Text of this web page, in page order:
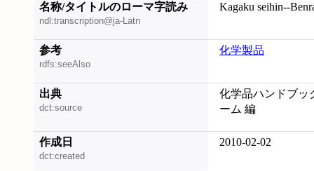
名称/タイトルのローマ字読み
ndl:transcription@ja-Latn
Kagaku seihin--
参考
rdfs:seeAlso
化学製品
出典
dct:source
化学品ハンドブッ
ーム 編
作成日
dct:created
2010-02-02